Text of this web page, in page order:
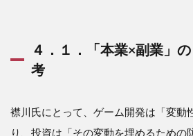
４．１．「本業×副業」
考
襟川氏にとって、ゲーム開発は「変動
り、投資は「その変動を埋めるための